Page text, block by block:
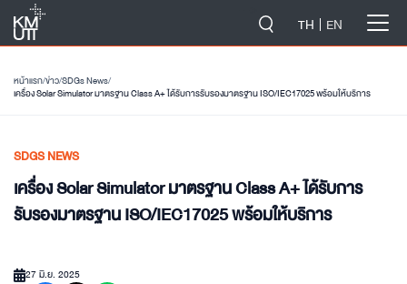
TH EN
หน้าแรก/ข่าว/SDGs News/
เครื่อง Solar Simulator มาตรฐาน Class A+ ได้รับการรับรองมาตรฐาน ISO/IEC17025 พร้อมให้บริการ
SDGS NEWS
เครื่อง Solar Simulator มาตรฐาน Class A+ ได้รับการ
รับรองมาตรฐาน ISO/IEC17025 พร้อมให้บริการ
27 มิ.ย. 2025